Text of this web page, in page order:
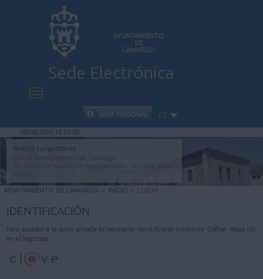
AYUNTAMIENTO
DE
CAMARGO
Sede Electrónica
INICIO
INFORMACIÓN PÚBLICA
CARPETA CIUDADANA
VALIDACIÓN DE DOCUMENTOS
AYUDA
ÁREA PERSONAL ES
08/08/2026 18:50:06
Realiza tus gestiones
con el Ayuntamiento de Camargo
AYUNTAMIENTO DE CAMARGO > INICIO > LOGIN
IDENTIFICACIÓN
Para acceder a la zona privada es necesario identificarse mediante Cl@ve. Haga clic
en el logotipo.